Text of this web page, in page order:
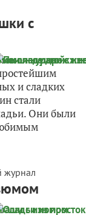
с
и сладких
стали
Они были
журнал